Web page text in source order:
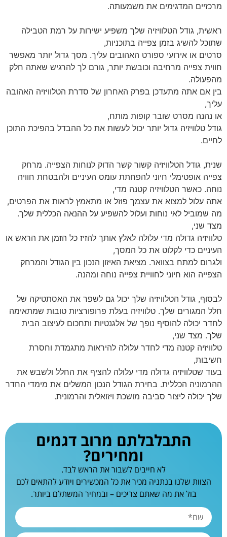
מרכזיים המדגימים את משמעותה.
ראשית, גודל הטלוויזיה שלך משפיע ישירות על רמת הטבילה
שתוכל להשיג בזמן צפייה בתוכניות,
סרטים או אירועי ספורט האהובים עליך. מסך גדול יותר מאפשר
חווית צפייה מרחיבה וכובשת יותר, גורם לך להרגיש שאתה חלק
מהפעולה.
בין אם אתה מתעדכן בפרק האחרון של סדרת הטלוויזיה האהובה
עליך,
או נהנה מסרט שובר קופות מותח,
גודל טלוויזיה גדול יותר יכול לעשות את כל ההבדל בהפיכת התוכן
לחיים.
שנית, גודל הטלוויזיה קשור קשר הדוק לנוחות הצפייה. מרחק
צפייה אופטימלי חיוני להפחתת עומס העיניים ולהבטחת חוויה
נוחה. כאשר הטלוויזיה קטנה מדי,
אתה עלול למצוא את עצמך פוזל או מתאמץ לראות את הפרטים,
מה שמוביל לאי נוחות ועלול להשפיע על ההנאה הכללית שלך.
מצד שני,
טלוויזיה גדולה מדי עלולה לאלץ אותך להזיז כל הזמן את הראש או
העיניים כדי לקלוט את כל המסך,
ולגרום למתח בצוואר. מציאת האיזון הנכון בין הגודל והמרחק
הצפייה הוא חיוני לחוויית צפייה נוחה ומהנה.
לבסוף, גודל הטלוויזיה שלך יכול גם לשפר את האסתטיקה של
חלל המגורים שלך. טלוויזיה בעלת פרופורציות טובות שמתאימה
לחדר יכולה להוסיף נופך של אלגנטיות ותחכום לעיצוב הבית
שלך. מצד שני,
טלוויזיה קטנה מדי לחדר עלולה להיראות מתגמדת וחסרת
חשיבות,
בעוד שטלוויזיה גדולה מדי עלולה להציף את החלל ולשבש את
ההרמוניה הכללית. בחירת הגודל הנכון המשלים את מימדי החדר
שלך יכולה ליצור סביבה מושכת ויזואלית והרמונית.
התבלבלתם מרוב דגמים
ומחירים?
לא חייבים לשבור את הראש לבד.
הצוות שלנו בנתניה מכיר את כל המכשירים ויודע להתאים לכם
בול את מה שאתם צריכים – ובמחיר המשתלם ביותר.